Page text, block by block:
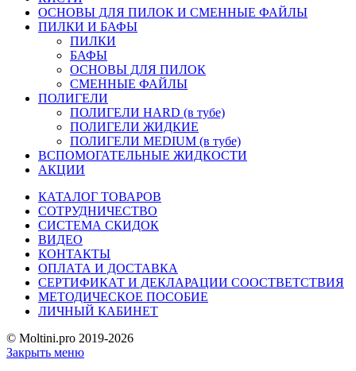
ОСНОВЫ ДЛЯ ПИЛОК И СМЕННЫЕ ФАЙЛЫ
ПИЛКИ И БАФЫ
ПИЛКИ
БАФЫ
ОСНОВЫ ДЛЯ ПИЛОК
СМЕННЫЕ ФАЙЛЫ
ПОЛИГЕЛИ
ПОЛИГЕЛИ HARD (в тубе)
ПОЛИГЕЛИ ЖИДКИЕ
ПОЛИГЕЛИ MEDIUM (в тубе)
ВСПОМОГАТЕЛЬНЫЕ ЖИДКОСТИ
АКЦИИ
КАТАЛОГ ТОВАРОВ
СОТРУДНИЧЕСТВО
СИСТЕМА СКИДОК
ВИДЕО
КОНТАКТЫ
ОПЛАТА И ДОСТАВКА
СЕРТИФИКАТ И ДЕКЛАРАЦИИ СООСТВЕТСТВИЯ
МЕТОДИЧЕСКОЕ ПОСОБИЕ
ЛИЧНЫЙ КАБИНЕТ
© Moltini.pro 2019-2026
Закрыть меню